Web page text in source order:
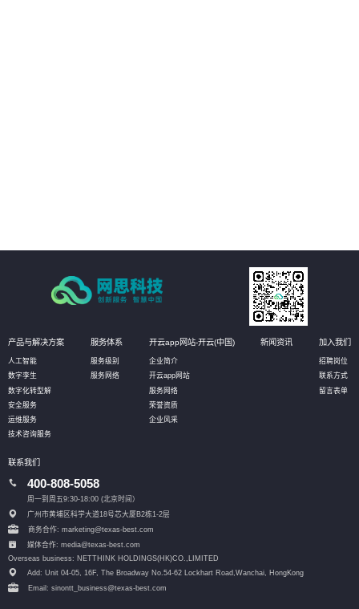
产品与解决方案
人工智能
数字孪生
数字化转型解
安全服务
运维服务
技术咨询服务
服务体系
服务级别
服务网络
开云app网站-开云(中国)
企业简介
开云app网站
服务网络
荣誉资质
企业风采
新闻资讯 加入我们
招聘岗位
联系方式
留言表单
联系我们
400-808-5058
周一到周五9:30-18:00 (北京时间）
广州市黄埔区科学大道18号芯大厦B2栋1-2层
商务合作: marketing@texas-best.com
媒体合作: media@texas-best.com
Overseas business: NETTHINK HOLDINGS(HK)CO.,LIMITED
Add: Unit 04-05, 16F, The Broadway No.54-62 Lockhart Road, Wanchai, HongKong
Email: sinontt_business@texas-best.com